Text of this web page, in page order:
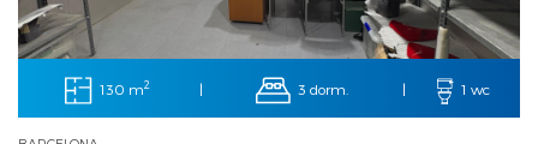
130 m2 | 3 dorm. | 1 wc